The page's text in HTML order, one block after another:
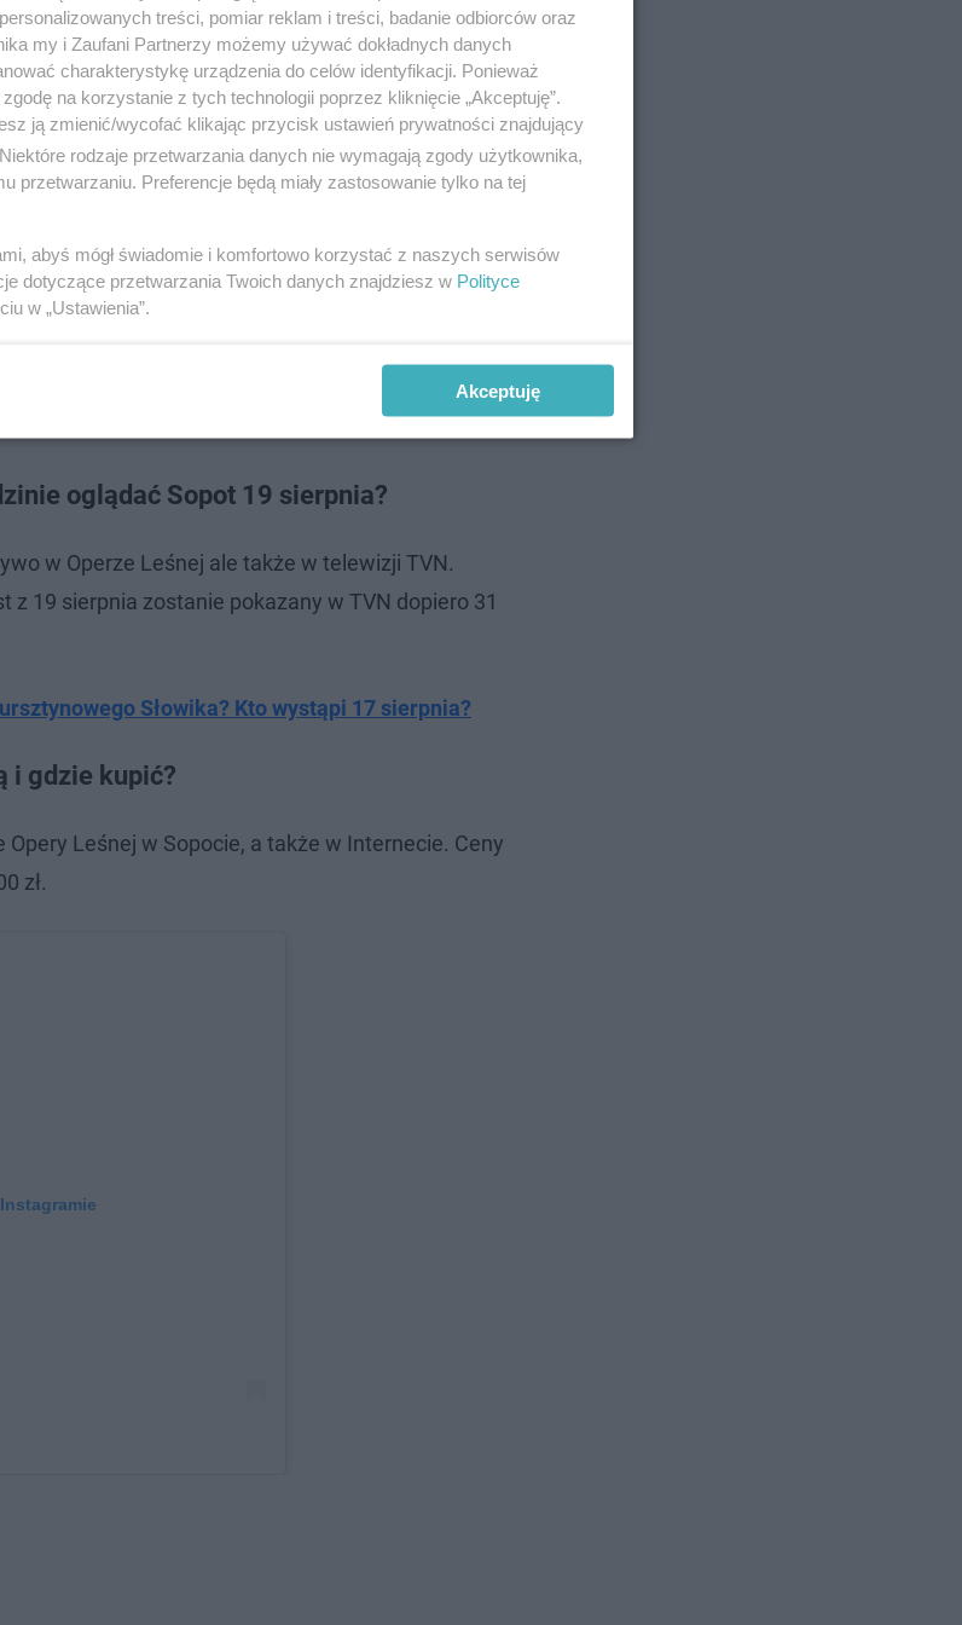
i o której godzinie oglądać?
oglądać Sopot 19 sierpnia?
w Operze Leśnej ale także w telewizji TVN.
19 sierpnia zostanie pokazany w TVN dopiero 31
Słowika? Kto wystąpi 17 sierpnia?
i gdzie kupić?
Leśnej w Sopocie, a także w Internecie. Ceny
zł.
treści, pomiar reklam i treści, badanie odbiorców oraz
my i Zaufani Partnerzy możemy używać dokładnych danych
charakterystykę urządzenia do celów identyfikacji. Ponieważ
na korzystanie z tych technologii poprzez kliknięcie „Akceptuję”.
ją zmienić/wycofać klikając przycisk ustawień prywatności znajdujący
rodzaje przetwarzania danych nie wymagają zgody użytkownika,
przetwarzaniu. Preferencje będą miały zastosowanie tylko na tej
abyś mógł świadomie i komfortowo korzystać z naszych serwisów
dotyczące przetwarzania Twoich danych znajdziesz w Polityce
w „Ustawienia”.
Akceptuję